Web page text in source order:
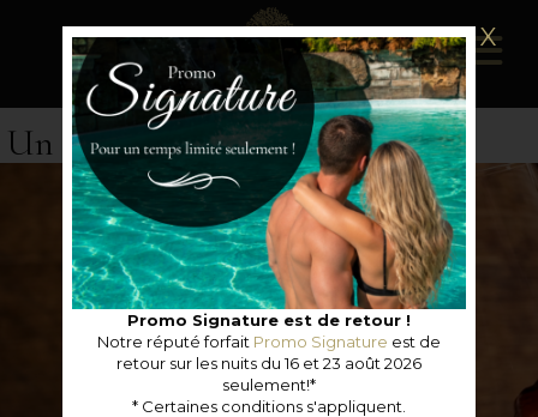
X
Promo Signature est de retour !
Notre réputé forfait Promo Signature est de
retour sur les nuits du 16 et 23 août 2026
seulement!*
* Certaines conditions s'appliquent.
Un grand honneur!